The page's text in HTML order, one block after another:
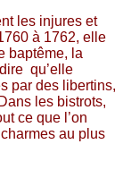
les injures et
à 1762, elle
baptême, la
qu’elle
par des libertins,
les bistrots,
ce que l’on
au plus